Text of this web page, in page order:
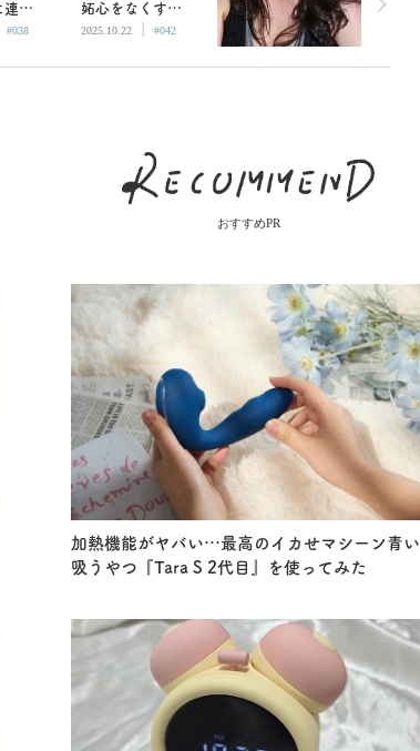
連れ
オ
#038
妬心をなくす方
法／オネエ精神
ス
2025.10.22 | #042
おすすめPR
加熱機能がヤバい…最高のイカせマシーン青い
吸うやつ『Tara S 2代目』を使ってみた